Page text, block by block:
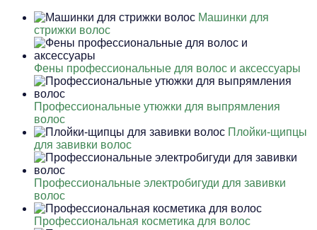
Машинки для
стрижки волос
Фены профессиональные для волос и аксессуары
Профессиональные утюжки для выпрямления
волос
Плойки-щипцы
для завивки волос
Профессиональные электробигуди для завивки
волос
Профессиональная косметика для волос